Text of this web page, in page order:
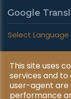
Google
Select Language
Copyright © 2026
Privacy &
This site uses
services and to
user-agent are
performance